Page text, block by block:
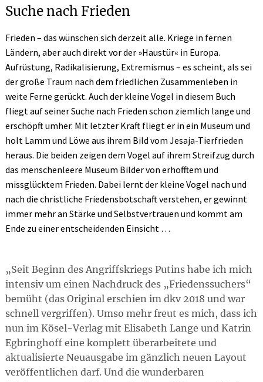
Suche nach Frieden
Frieden – das wünschen sich derzeit alle. Kriege in fernen
Ländern, aber auch direkt vor der »Haustür« in Europa.
Aufrüstung, Radikalisierung, Extremismus – es scheint, als sei
der große Traum nach dem friedlichen Zusammenleben in
weite Ferne gerückt. Auch der kleine Vogel in diesem Buch
fliegt auf seiner Suche nach Frieden schon ziemlich lange und
erschöpft umher. Mit letzter Kraft fliegt er in ein Museum und
holt Lamm und Löwe aus ihrem Bild vom Jesaja-Tierfrieden
heraus. Die beiden zeigen dem Vogel auf ihrem Streifzug durch
das menschenleere Museum Bilder von erhofftem und
missglücktem Frieden. Dabei lernt der kleine Vogel nach und
nach die christliche Friedensbotschaft verstehen, er gewinnt
immer mehr an Stärke und Selbstvertrauen und kommt am
Ende zu einer entscheidenden Einsicht …
Seit Beginn des Angriffskriegs Putins habe ich mich
intensiv um einen Nachdruck des „Friedenssuchers“
bemüht (das Original erschien im dkv 2018 und war
schnell vergriffen). Umso mehr freut es mich, dass ich
nun im Kösel-Verlag mit Elisabeth Lange und Katrin
Egbringhoff eine komplett überarbeitete und
aktualisierte Neuausgabe im gänzlich neuen Layout
veröffentlichen darf. Und die wunderbaren